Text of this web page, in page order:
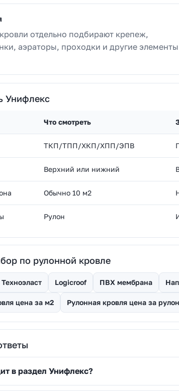
отдельно подбирают крепеж,
аэраторы, проходки и другие
Унифлекс
Что смотреть
ТКП/ТПП/ХКП/ХПП/ЭПВ
Верхний или нижний
Обычно 10 м2
Рулон
по рулонной кровле
Техноэласт Logicroof ПВХ мембрана
цена за м2 Рулонная кровля цена за рулон
в раздел Унифлекс?